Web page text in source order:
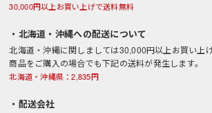
30,000円以上お買い上げで送料無料
・北海道・沖縄への配送について
北海道・沖縄に関しましては30,000円以上お買い上
商品をご購入の場合でも下記の送料が発生します。
北海道・沖縄県：2,835円
・配送会社